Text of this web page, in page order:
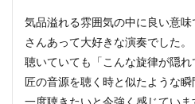
気品溢れる雰囲気の中に良い意味
さんあって大好きな演奏でした。
聴いていても「こんな旋律が隠
匠の音源を聴く時と似たような
一度聴きたいと今強く感じてい